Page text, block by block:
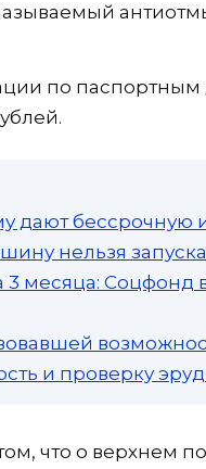
по паспортным
дают бессрочную
нельзя
3 месяца: Соцфонд
и проверку
что о верхнем